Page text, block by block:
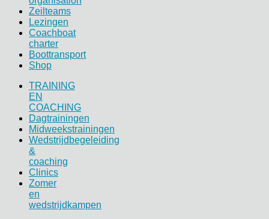
Zeilteams
Lezingen
Coachboat
charter
Boottransport
Shop
TRAINING
EN
COACHING
Dagtrainingen
Midweekstrainingen
Wedstrijdbegeleiding
&
coaching
Clinics
Zomer
en
wedstrijdkampen